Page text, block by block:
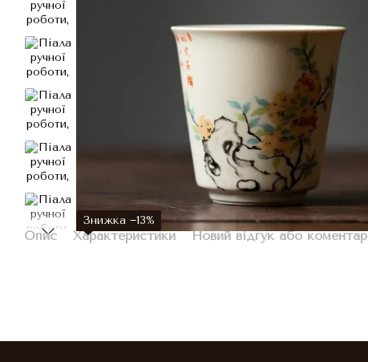
Знижка −13%
Опис Характеристики Новий відгук або коментар